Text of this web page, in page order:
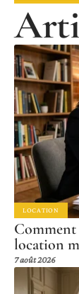
LOCATION
location
7 août 2026